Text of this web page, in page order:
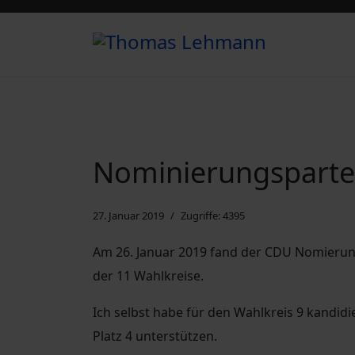
27. Januar 2019 Zugriffe: 4395
Am 26. Januar 2019 fand der CDU
der 11 Wahlkreise.
Ich selbst habe für den Wahlkreis 9
Platz 4 unterstützen.